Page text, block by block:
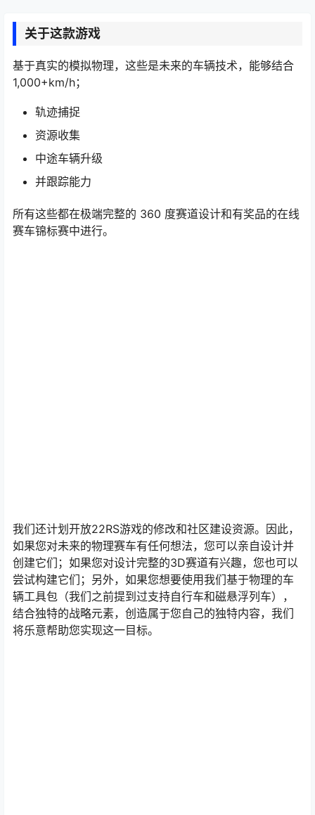
关于这款游戏
基于真实的模拟物理，这些是未来的车辆技术，能够结合
1,000+km/h；
轨迹捕捉
资源收集
中途车辆升级
并跟踪能力
所有这些都在极端完整的 360 度赛道设计和有奖品的在线
赛车锦标赛中进行。
我们还计划开放22RS游戏的修改和社区建设资源。因此，
如果您对未来的物理赛车有任何想法，您可以亲自设计并
创建它们；如果您对设计完整的3D赛道有兴趣，您也可以
尝试构建它们；另外，如果您想要使用我们基于物理的车
辆工具包（我们之前提到过支持自行车和磁悬浮列车），
结合独特的战略元素，创造属于您自己的独特内容，我们
将乐意帮助您实现这一目标。